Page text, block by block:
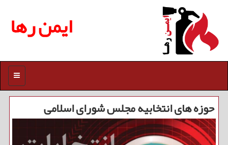
ایمن رها
منو
حوزه های انتخابیه مجلس شورای اسلامی